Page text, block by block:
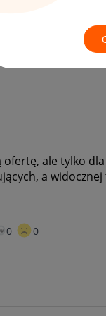
link z ofertą
ale tylko
a
0 0